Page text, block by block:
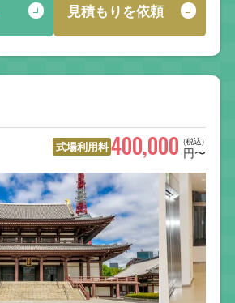
見積もりを依頼
式場利用料 (税込)
400,000 円〜